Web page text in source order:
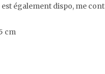
également dispo, me
cm